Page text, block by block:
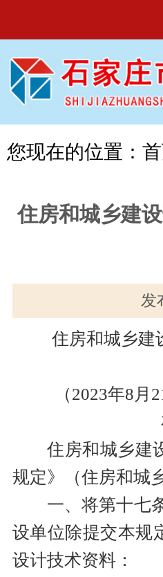
您现在的位置：
住房和城乡建
发
住房和城乡建
（2023年8
住房和城乡建
规定》（住房和城
一、将第十七
设单位除提交本规
设计技术资料：